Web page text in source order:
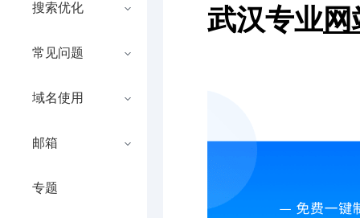
搜索优化
常见问题
域名使用
邮箱
专题
武汉专业